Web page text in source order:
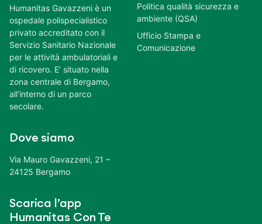
Humanitas Gavazzeni è un
ospedale polispecialistico
privato accreditato con il
Servizio Sanitario Nazionale
per le attività ambulatoriali e
di ricovero. E’ situato nella
zona centrale di Bergamo,
all’interno di un parco
secolare.
Dove siamo
Via Mauro Gavazzeni, 21 –
24125 Bergamo
Scarica l’app
Humanitas Con Te
Politica qualità sicurezza e
ambiente (QSA)
Ufficio Stampa e
Comunicazione